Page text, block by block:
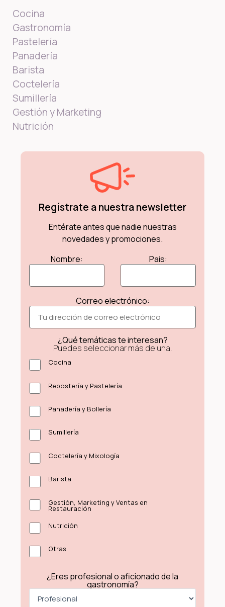
Cocina
Gastronomía
Pastelería
Panadería
Barista
Coctelería
Sumillería
Gestión y Marketing
Nutrición
Regístrate a nuestra newsletter
Entérate antes que nadie nuestras
novedades y promociones.
Nombre:
Pais:
Correo electrónico:
¿Qué temáticas te interesan?
Puedes seleccionar más de una.
Cocina
Repostería y Pastelería
Panadería y Bollería
Sumillería
Coctelería y Mixología
Barista
Gestión, Marketing y Ventas en
Restauración
Nutrición
Otras
¿Eres profesional o aficionado de la
gastronomía?